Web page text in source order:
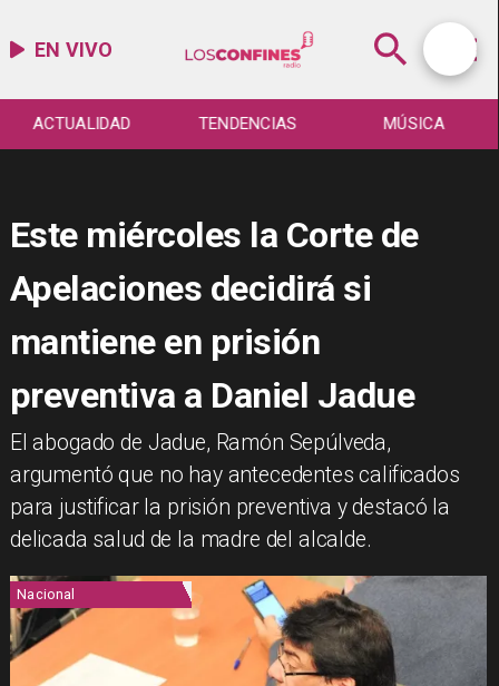
EN VIVO
ACTUALIDAD TENDENCIAS MÚSICA
Este miércoles la Corte de
Apelaciones decidirá si
mantiene en prisión
preventiva a Daniel Jadue
​El abogado de Jadue, Ramón Sepúlveda,
argumentó que no hay antecedentes calificados
para justificar la prisión preventiva y destacó la
delicada salud de la madre del alcalde.
Nacional